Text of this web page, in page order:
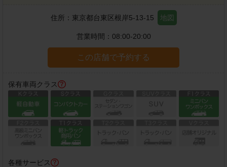
住所： 東京都台東区根岸5-13-15 地図
営業時間： 08:00-20:00
この店舗で予約する
保有車両クラス
各種サービス